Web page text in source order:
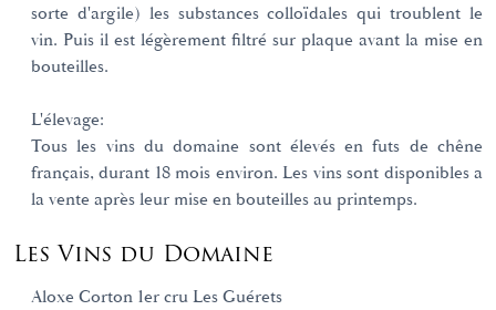
sorte d'argile) les substances colloïdales qui troublent le
vin. Puis il est légèrement filtré sur plaque avant la mise en
bouteilles.
L'élevage:
Tous les vins du domaine sont élevés en futs de chêne
français, durant 18 mois environ. Les vins sont disponibles a
la vente après leur mise en bouteilles au printemps.
Les Vins du Domaine
Aloxe Corton 1er cru Les Guérets